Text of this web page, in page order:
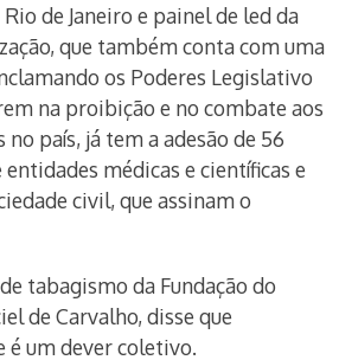
de Janeiro e painel de led da
que também conta com uma
os Poderes Legislativo
na proibição e no combate aos
país, já tem a adesão de 56
médicas e científicas e
civil, que assinam o
tabagismo da Fundação do
de Carvalho, disse que
é um dever coletivo.